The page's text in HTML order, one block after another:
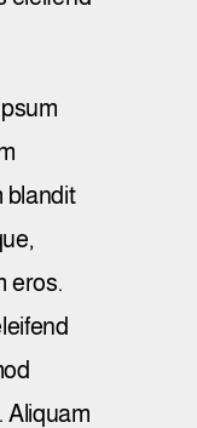
blandit
eros.
Aliquam